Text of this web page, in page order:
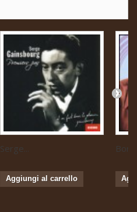
Serge...
Aggiungi al carrello